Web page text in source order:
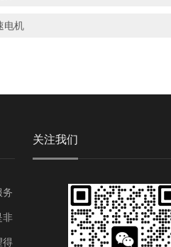
电机
务
非
得
关注我们